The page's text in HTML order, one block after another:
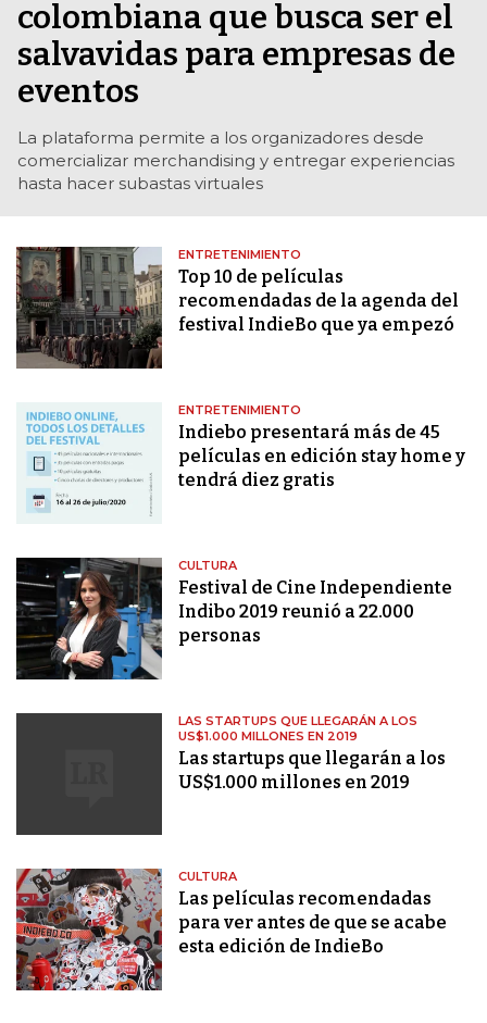
colombiana que busca ser el
salvavidas para empresas de
eventos
La plataforma permite a los organizadores desde
comercializar merchandising y entregar experiencias
hasta hacer subastas virtuales
ENTRETENIMIENTO
Top 10 de películas
recomendadas de la agenda del
festival IndieBo que ya empezó
ENTRETENIMIENTO
Indiebo presentará más de 45
películas en edición stay home y
tendrá diez gratis
CULTURA
Festival de Cine Independiente
Indibo 2019 reunió a 22.000
personas
LAS STARTUPS QUE LLEGARÁN A LOS
US$1.000 MILLONES EN 2019
Las startups que llegarán a los
US$1.000 millones en 2019
CULTURA
Las películas recomendadas
para ver antes de que se acabe
esta edición de IndieBo